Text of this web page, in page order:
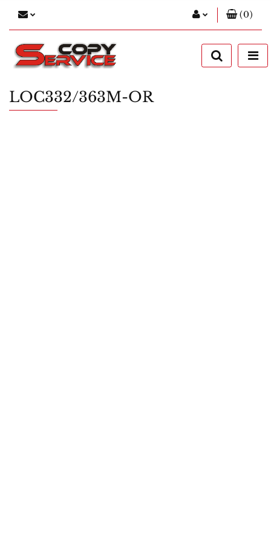
Zaloguj się
Zarejestruj się
(0)
LOC332/363M-OR